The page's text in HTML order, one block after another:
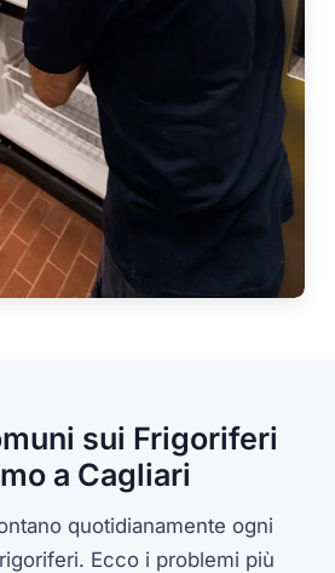
sui Frigoriferi
a Cagliari
quotidianamente ogni
Ecco i problemi più